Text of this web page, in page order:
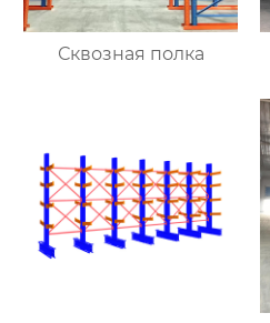
Сквозная полка